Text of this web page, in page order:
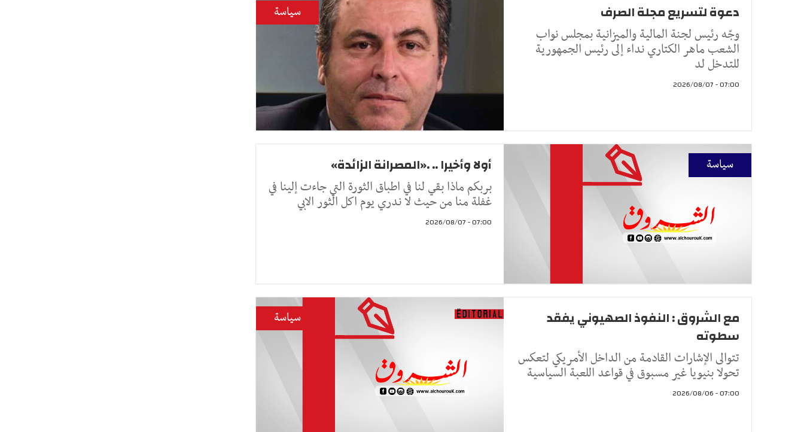
سياسة دعوة لتسريع مجلة الصرف
وجّه رئيس لجنة المالية والميزانية بمجلس نواب
الشعب ماهر الكتاري نداء إلى رئيس الجمهورية
للتدخل لد
07:00 - 2026/08/07
سياسة أولا وأخيرا .. .«المصرانة الزائدة»
بربكم ماذا بقي لنا في اطباق الثورة التي جاءت إلينا في
غفلة منا من حيث لا ندري يوم اكل الثور الابي
07:00 - 2026/08/07
سياسة
مع الشروق : النفوذ الصهيوني يفقد
سطوته
تتوالى الإشارات القادمة من الداخل الأمريكي لتعكس
تحولا بنيويا غير مسبوق في قواعد اللعبة السياسية
07:00 - 2026/08/06